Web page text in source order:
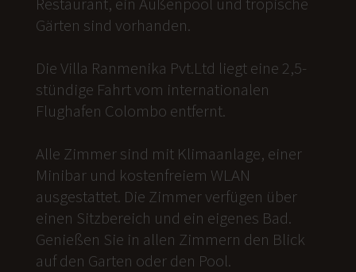
Gärten sind vorhanden.
Die Villa Ranmenika Pvt.Ltd liegt eine 2,5-
stündige Fahrt vom internationalen
Flughafen Colombo entfernt.
Alle Zimmer sind mit Klimaanlage, einer
Minibar und kostenfreiem WLAN
ausgestattet. Die Zimmer verfügen über
einen Sitzbereich und ein eigenes Bad.
Genießen Sie in allen Zimmern den Blick
auf den Garten oder den Pool.